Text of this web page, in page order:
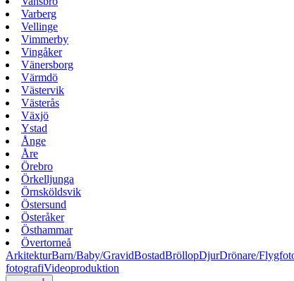
Varberg
Vellinge
Vimmerby
Vingåker
Vänersborg
Värmdö
Västervik
Västerås
Växjö
Ystad
Ånge
Åre
Örebro
Örkelljunga
Örnsköldsvik
Östersund
Österåker
Östhammar
Övertorneå
ArkitekturBarn/Baby/GravidBostadBröllopDjurDrönare/
fotografiVideoproduktion